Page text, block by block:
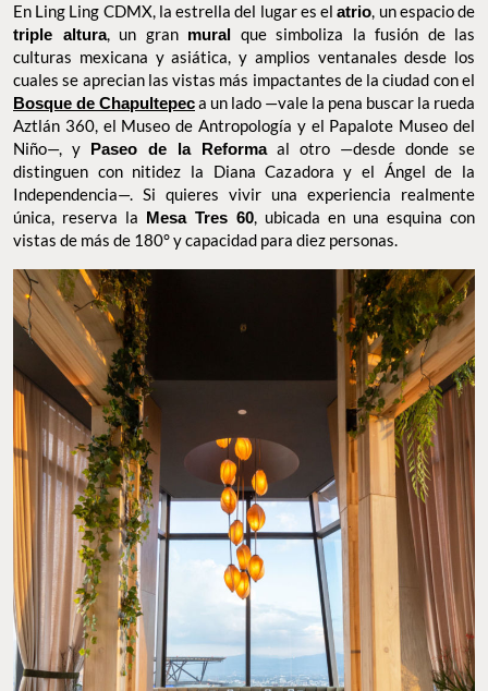
En Ling Ling CDMX, la estrella del lugar es el atrio, un espacio de
triple altura, un gran mural que simboliza la fusión de las
culturas mexicana y asiática, y amplios ventanales desde los
cuales se aprecian las vistas más impactantes de la ciudad con el
Bosque de Chapultepeca un lado —vale la pena buscar la rueda
Aztlán 360, el Museo de Antropología y el Papalote Museo del
Niño—, yPaseo de la Reformaal otro —desde donde se
distinguen con nitidez la Diana Cazadora y el Ángel de la
Independencia—. Si quieres vivir una experiencia realmente
única, reserva la Mesa Tres 60, ubicada en una esquina con
vistas de más de 180° y capacidad para diez personas.